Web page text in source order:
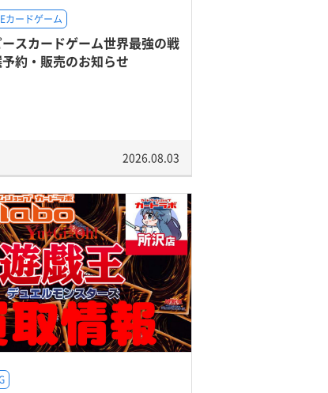
カードゲーム
ースカードゲーム世界最強の戦
約・販売のお知らせ
2026.08.03